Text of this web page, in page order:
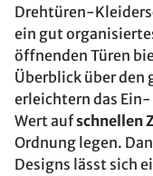
Drehtüren-
ein gut
öffnenden Türen
Überblick über den
erleichtern das
Wert aufschnellen
Ordnung legen.
Designs lässt sich